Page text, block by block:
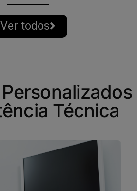
Ver todos
Técnica